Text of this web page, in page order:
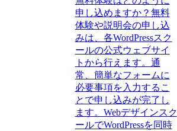
申し込めますか？無料
体験や説明会の申し込
みは、各WordPressスク
ールの公式ウェブサイ
トから行えます。通
常、簡単なフォームに
必要事項を入力するこ
とで申し込みが完了し
ます。Webデザインスク
ールでWordPressを同時